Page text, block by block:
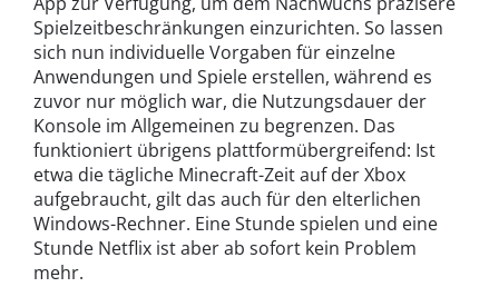
Spielzeitbeschränkungen einzurichten. So lassen
sich nun individuelle Vorgaben für einzelne
Anwendungen und Spiele erstellen, während es
zuvor nur möglich war, die Nutzungsdauer der
Konsole im Allgemeinen zu begrenzen. Das
funktioniert übrigens plattformübergreifend: Ist
etwa die tägliche Minecraft-Zeit auf der Xbox
aufgebraucht, gilt das auch für den elterlichen
Windows-Rechner. Eine Stunde spielen und eine
Stunde Netflix ist aber ab sofort kein Problem
mehr.